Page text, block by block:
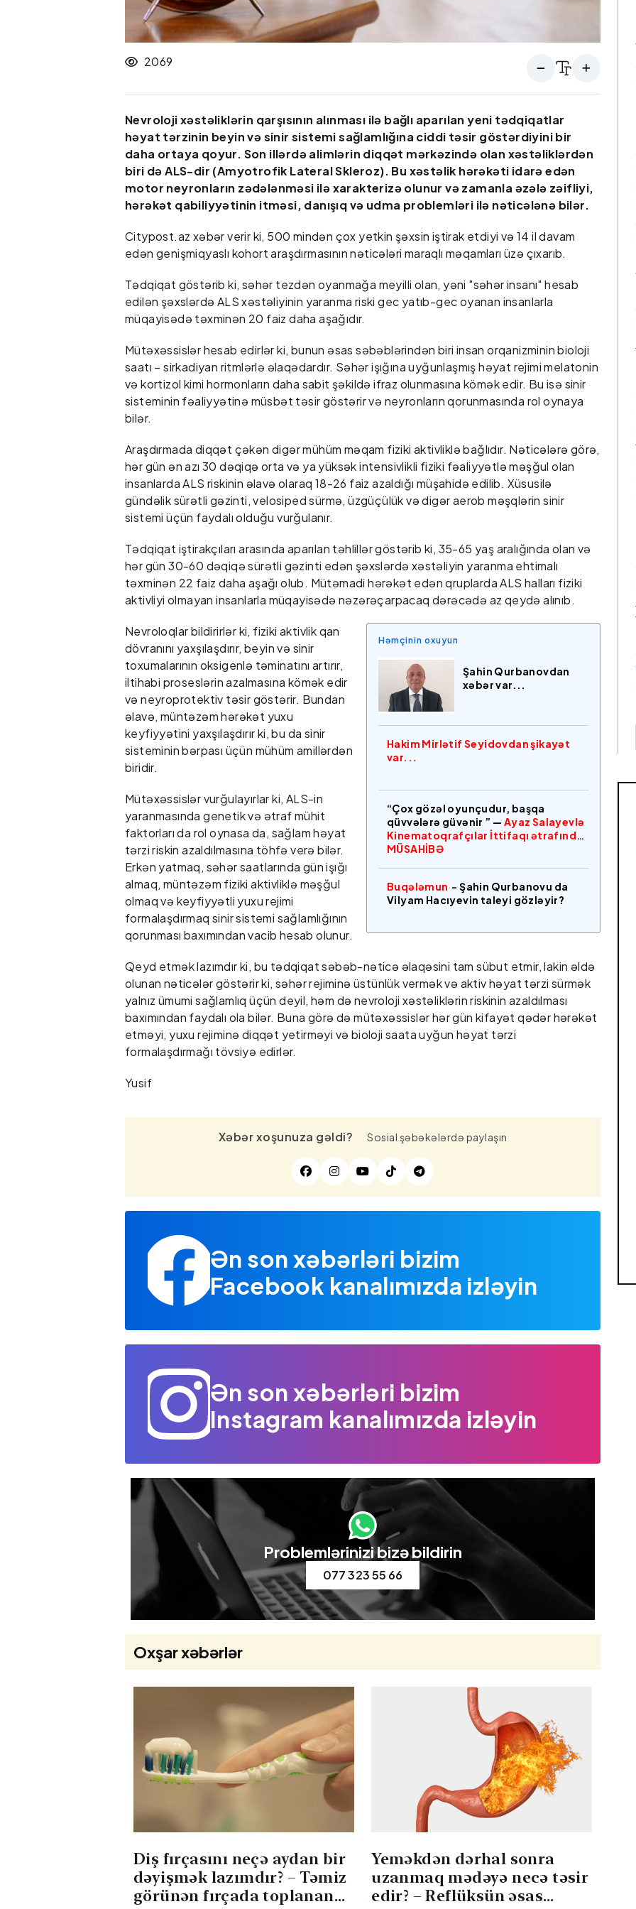
2069
Nevroloji xəstəliklərin qarşısının alınması ilə bağlı aparılan yeni tədqiqatlar
həyat tərzinin beyin və sinir sistemi sağlamlığına ciddi təsir göstərdiyini bir
daha ortaya qoyur. Son illərdə alimlərin diqqət mərkəzində olan xəstəliklərdən
biri də ALS-dir (Amyotrofik Lateral Skleroz). Bu xəstəlik hərəkəti idarə edən
motor neyronların zədələnməsi ilə xarakterizə olunur və zamanla əzələ zəifliyi,
hərəkət qabiliyyətinin itməsi, danışıq və udma problemləri ilə nəticələnə bilər.
Citypost.az xəbər verir ki, 500 mindən çox yetkin şəxsin iştirak etdiyi və 14 il davam
edən genişmiqyaslı kohort araşdırmasının nəticələri maraqlı məqamları üzə çıxarıb.
Tədqiqat göstərib ki, səhər tezdən oyanmağa meyilli olan, yəni "səhər insanı" hesab
edilən şəxslərdə ALS xəstəliyinin yaranma riski gec yatıb-gec oyanan insanlarla
müqayisədə təxminən 20 faiz daha aşağıdır.
Mütəxəssislər hesab edirlər ki, bunun əsas səbəblərindən biri insan orqanizminin bioloji
saatı – sirkadiyan ritmlərlə əlaqədardır. Səhər işığına uyğunlaşmış həyat rejimi melatonin
və kortizol kimi hormonların daha sabit şəkildə ifraz olunmasına kömək edir. Bu isə sinir
sisteminin fəaliyyətinə müsbət təsir göstərir və neyronların qorunmasında rol oynaya
bilər.
Araşdırmada diqqət çəkən digər mühüm məqam fiziki aktivliklə bağlıdır. Nəticələrə görə,
hər gün ən azı 30 dəqiqə orta və ya yüksək intensivlikli fiziki fəaliyyətlə məşğul olan
insanlarda ALS riskinin əlavə olaraq 18-26 faiz azaldığı müşahidə edilib. Xüsusilə
gündəlik sürətli gəzinti, velosiped sürmə, üzgüçülük və digər aerob məşqlərin sinir
sistemi üçün faydalı olduğu vurğulanır.
Tədqiqat iştirakçıları arasında aparılan təhlillər göstərib ki, 35-65 yaş aralığında olan və
hər gün 30-60 dəqiqə sürətli gəzinti edən şəxslərdə xəstəliyin yaranma ehtimalı
təxminən 22 faiz daha aşağı olub. Mütəmadi hərəkət edən qruplarda ALS halları fiziki
aktivliyi olmayan insanlarla müqayisədə nəzərəçarpacaq dərəcədə az qeydə alınıb.
Həmçinin oxuyun
Şahin Qurbanovdan
xəbər var...
Hakim Mirlətif Seyidovdan şikayət
var...
“Çox gözəl oyunçudur, başqa
qüvvələrə güvənir ” — Ayaz Salayevlə
Kinematoqrafçılar İttifaqı ətrafında
MÜSAHİBƏ
Buqələmun - Şahin Qurbanovu da
Vilyam Hacıyevin taleyi gözləyir?
Nevroloqlar bildirirlər ki, fiziki aktivlik qan
dövranını yaxşılaşdırır, beyin və sinir
toxumalarının oksigenlə təminatını artırır,
iltihabi proseslərin azalmasına kömək edir
və neyroprotektiv təsir göstərir. Bundan
əlavə, müntəzəm hərəkət yuxu
keyfiyyətini yaxşılaşdırır ki, bu da sinir
sisteminin bərpası üçün mühüm amillərdən
biridir.
Mütəxəssislər vurğulayırlar ki, ALS-in
yaranmasında genetik və ətraf mühit
faktorları da rol oynasa da, sağlam həyat
tərzi riskin azaldılmasına töhfə verə bilər.
Erkən yatmaq, səhər saatlarında gün işığı
almaq, müntəzəm fiziki aktivliklə məşğul
olmaq və keyfiyyətli yuxu rejimi
formalaşdırmaq sinir sistemi sağlamlığının
qorunması baxımından vacib hesab olunur.
Qeyd etmək lazımdır ki, bu tədqiqat səbəb-nəticə əlaqəsini tam sübut etmir, lakin əldə
olunan nəticələr göstərir ki, səhər rejiminə üstünlük vermək və aktiv həyat tərzi sürmək
yalnız ümumi sağlamlıq üçün deyil, həm də nevroloji xəstəliklərin riskinin azaldılması
baxımından faydalı ola bilər. Buna görə də mütəxəssislər hər gün kifayət qədər hərəkət
etməyi, yuxu rejiminə diqqət yetirməyi və bioloji saata uyğun həyat tərzi
formalaşdırmağı tövsiyə edirlər.
Yusif
Xəbər xoşunuza gəldi? Sosial şəbəkələrdə paylaşın
Ən son xəbərləri bizim
Facebook kanalımızda izləyin
Ən son xəbərləri bizim
Instagram kanalımızda izləyin
Problemlərinizi bizə bildirin
077 323 55 66
Oxşar xəbərlər
Diş fırçasını neçə aydan bir
dəyişmək lazımdır? – Təmiz
görünən fırçada toplanan
Yeməkdən dərhal sonra
uzanmaq mədəyə necə təsir
edir? – Reflüksün əsas